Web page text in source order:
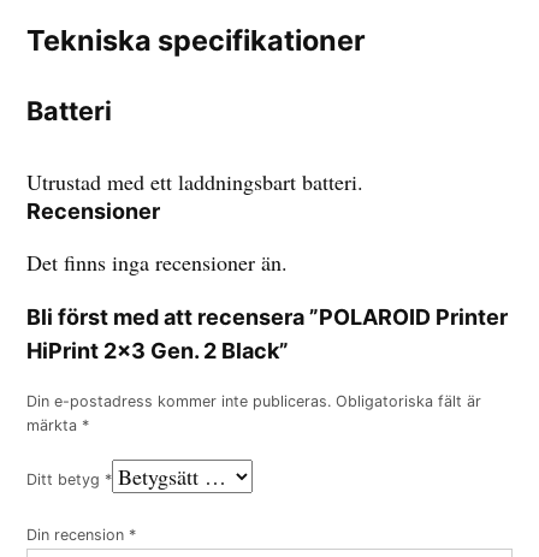
Tekniska specifikationer
Batteri
Utrustad med ett laddningsbart batteri.
Recensioner
Det finns inga recensioner än.
Bli först med att recensera ”POLAROID Printer
HiPrint 2×3 Gen. 2 Black”
Din e-postadress kommer inte publiceras. Obligatoriska fält är
märkta *
Ditt betyg *
Din recension *